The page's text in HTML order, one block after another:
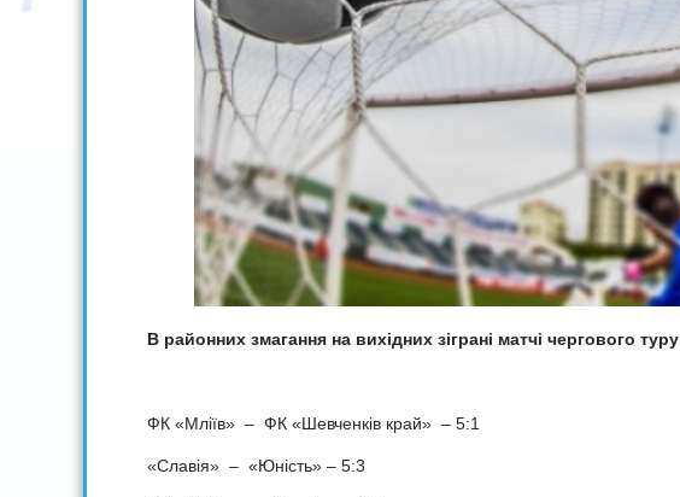
В районних змагання на вихідних зіграні матчі чергового туру
ФК «Мліїв» – ФК «Шевченків край» – 5:1
«Славія» – «Юність» – 5:3